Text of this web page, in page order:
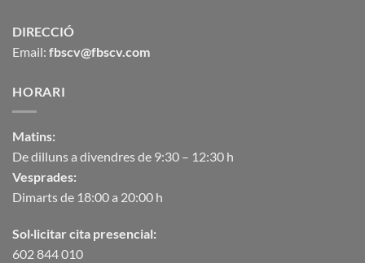
DIRECCIÓ
Email: fbscv@fbscv.com
HORARI
Matins:
De dilluns a divendres de 9:30 – 12:30 h
Vesprades:
Dimarts de 18:00 a 20:00 h
Sol·licitar cita presencial:
602 844 010